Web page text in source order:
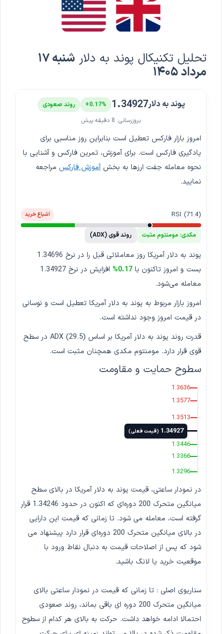
تحلیل تکنیکال پوند به دلار شنبه ۱۷
مرداد ۱۴۰۵
پوند به دلار1.34927
+0.17%
روند صعودی
بروزرسانی: 8 دقیقه پیش
امروز بازار فارکس تعطیل است بنابراین روز مناسبی برای
یادگیری فارکس است. برای آموزش، تمرین فارکس و آشنایی با
نحوه معامله جفت ارزها به بخشآموزش فارکس مراجعه
نمایید.
RSI (71.4) اشباع خرید
مکدی: مومنتوم مثبت روند قوی (ADX)
پوند به دلار آمریکا روز معاملاتی قبل را در نرخ 1.34696
بست و امروز تاکنون با 0.17%
افزایش در نرخ 1.34927
معامله می‌شود.
امروز بازار مربوط به پوند به دلار آمریکا تعطیل است و نوسانی
در قیمت امروز وجود نداشته است.
قدرت روند پوند به دلار آمریکا بر اساس ADX (29.5) در سطح
قوی قرار دارد. مومنتوم مکدی همچنان مثبت است.
سطوح حمایت و مقاومت
1.3636
1.3577
1.3513
1.34927 (قیمت فعلی)
1.3446
1.3366
1.3296
در نمودار ساعتی، قیمت پوند به دلار آمریکا در بالای سطح
میانگین متحرک 200 دوره‌ای که اکنون در حدود 1.34246 قرار
گرفته است، معامله می شود. تا زمانی که قیمت این دارایی
در بالای میانگین متحرک 200 دوره‌ای قرار دارد پیشنهاد می
شود که پس از اصلاحات قیمت به دنبال نقاط ورود با
موقعیت خرید یا لانگ باشید.
سناریوی اصلی : تا زمانی که قیمت در نمودار ساعتی بالای
میانگین متحرک 200 دوره ای باقی بماند، روند صعودی
احتمالا ادامه خواهد داشت. حرکت به بالای هر کدام از سطوح